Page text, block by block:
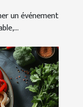
un événement